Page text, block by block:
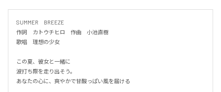
SUMMER　BREEZE
作詞　カトウチヒロ　作曲　小池直樹
歌唱　理想の少女
この夏、彼女と一緒に
波打ち際を走り出そう。
あなたの心に、爽やかで甘酸っぱい風を届ける